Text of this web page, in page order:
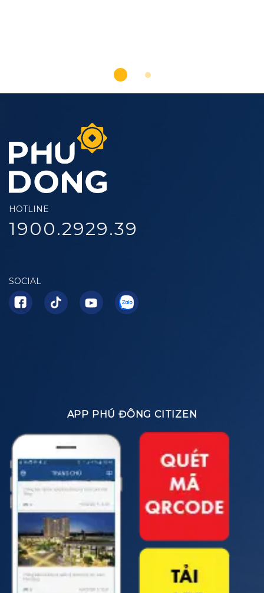
HOTLINE
1900.2929.39
SOCIAL
APP PHÚ ĐÔNG CITIZEN